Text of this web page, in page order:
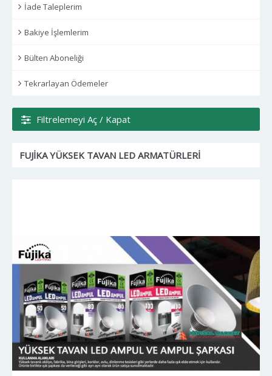
İade Taleplerim
Bakiye İşlemlerim
Bülten Aboneliği
Tekrarlayan Ödemeler
Filtrelemeyi Aç / Kapat
FUJIKA YÜKSEK TAVAN LED ARMATÜRLERI